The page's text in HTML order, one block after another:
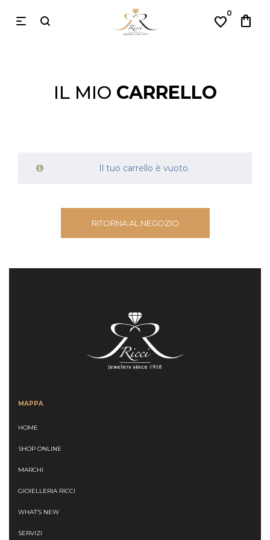
favorite
0 shopping_bag
IL MIO CARRELLO
Il tuo carrello è vuoto.
RITORNA AL NEGOZIO
MAPPA
HOME
SHOP ONLINE
MARCHI
GIOIELLERIA RICCI
WHAT’S NEW
SERVIZI